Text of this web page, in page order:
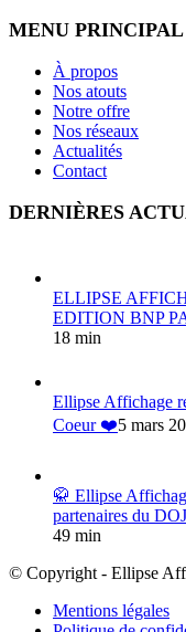
MENU PRINCIPAL
À propos
Nos atouts
Notre offre
Nos réseaux
Actualités
Contact
DERNIÈRES
ELLIPSE
EDITION BNP
18 min
Ellipse Affichage
Coeur ❤️5 mars
🥋 Ellipse
partenaires du
49 min
© Copyright - Ellipse
Mentions légales